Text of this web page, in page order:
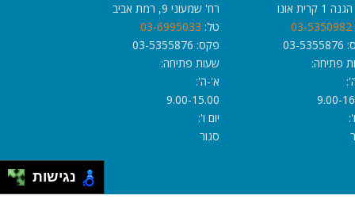
קרית אונו
03-5350982
פתיחה:
9.00-
רח' שמעוני 9, רמת אביב
טל: 03-6995033
פקס: 03-5355876
שעות פתיחה:
א'-ה':
9.00-15.00
יום ו':
סגור
נגישות